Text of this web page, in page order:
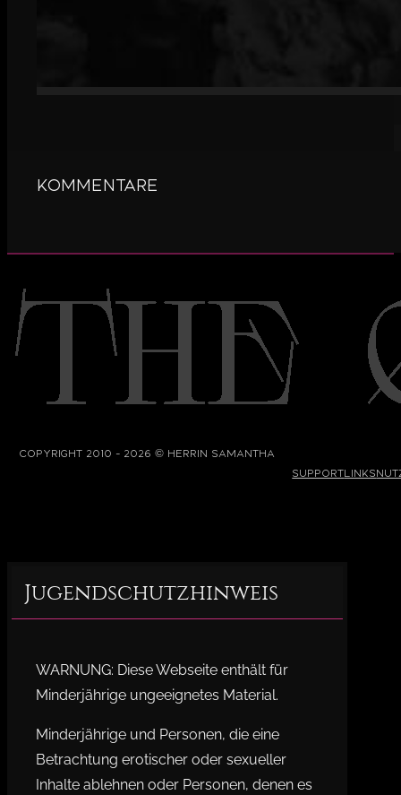
Kommentare
Copyright 2010 - 2026 ©Herrin Samantha
SupportLinks
Jugendschutzhinweis
WARNUNG: Diese Webseite enthält für
Minderjährige ungeeignetes Material.
Minderjährige und Personen, die eine
Betrachtung erotischer oder sexueller
Inhalte ablehnen oder Personen, denen es